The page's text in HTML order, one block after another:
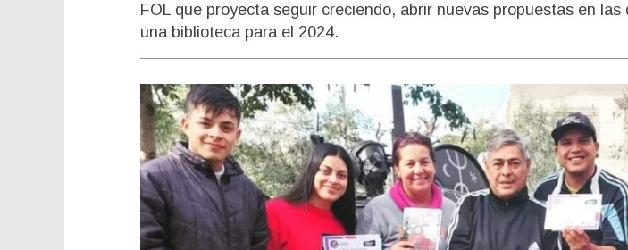
FOL que proyecta seguir creciendo, abrir nuevas propuestas en
una biblioteca para el 2024.